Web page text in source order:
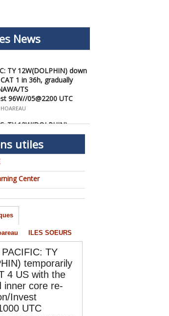
News
1 in 36h, gradually
TS
96W//05@2200 UTC
CAT 4 US with the
re-
94W//04@1000 UTC
TY 12W(DOLPHIN) CAT 2
to complete, tracking close
12 hours/Invest
TY 12W(DOLPHIN) CAT 3
94W/EASTERN PACIFIC:
//02@1830 UTC
HOAREAU
TY 12W(DOLPHIN) 3rd
powerful CAT 4
07E(GENEVIEVE) nicely
UTC
utiles
Center
ILES SOEURS
TY
temporarily
4 US with the
inner core re-
Invest
UTC